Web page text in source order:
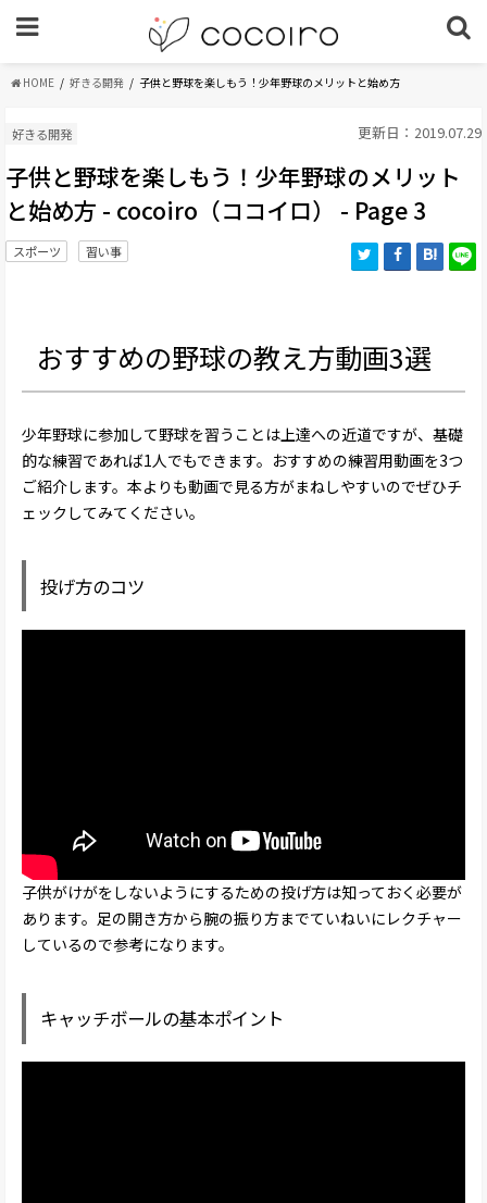
HOME 好きる開発 子供と野球を楽しもう！少年野球のメリットと始め方
好きる開発 更新日：2019.07.29
子供と野球を楽しもう！少年野球のメリット
と始め方 - cocoiro（ココイロ） - Page 3
スポーツ 習い事
おすすめの野球の教え方動画3選
少年野球に参加して野球を習うことは上達への近道ですが、基礎
的な練習であれば1人でもできます。おすすめの練習用動画を3つ
ご紹介します。本よりも動画で見る方がまねしやすいのでぜひチ
ェックしてみてください。
投げ方のコツ
子供がけがをしないようにするための投げ方は知っておく必要が
あります。足の開き方から腕の振り方までていねいにレクチャー
しているので参考になります。
キャッチボールの基本ポイント